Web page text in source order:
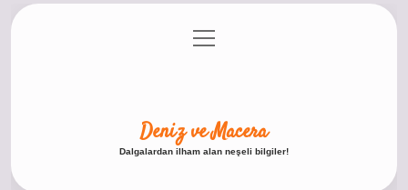
Gizlilik Politikası
menüyü
aç
Deniz ve Macera
Dalgalardan ilham alan neşeli bilgiler!